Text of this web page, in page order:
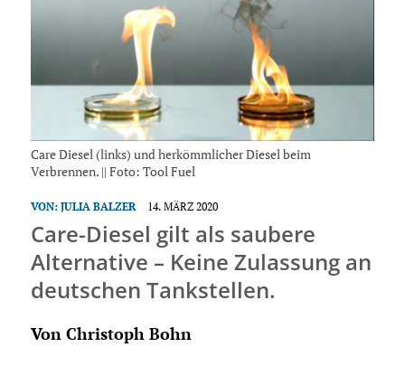
Care Diesel (links) und herkömmlicher Diesel beim
Verbrennen. || Foto: Tool Fuel
VON: JULIA BALZER 14. MÄRZ 2020
Care-Diesel gilt als saubere
Alternative – Keine Zulassung an
deutschen Tankstellen.
Von Christoph Bohn